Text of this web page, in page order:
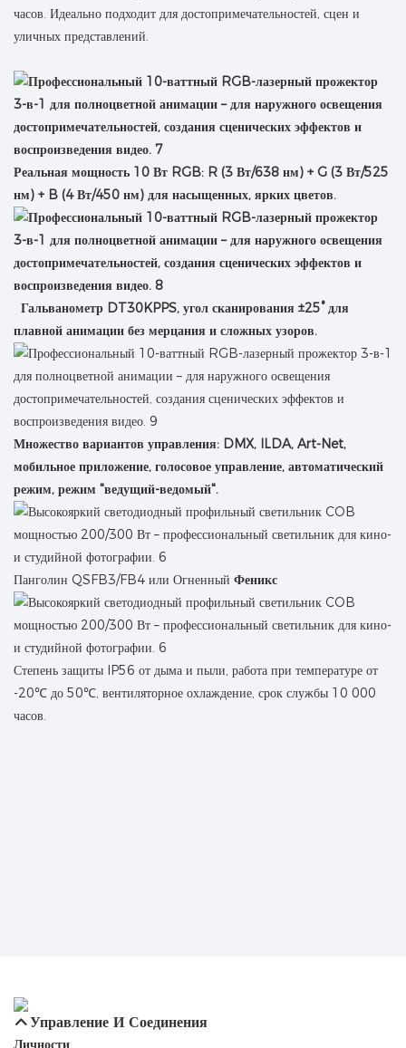
часов. Идеально подходит для достопримечательностей, сцен и
уличных представлений.
Реальная мощность 10 Вт RGB: R (3 Вт/638 нм) + G (3 Вт/525
нм) + B (4 Вт/450 нм) для насыщенных, ярких цветов.
Гальванометр DT30KPPS, угол сканирования ±25° для
плавной анимации без мерцания и сложных узоров.
Множество вариантов управления: DMX, ILDA, Art-Net,
мобильное приложение, голосовое управление, автоматический
режим, режим "ведущий-ведомый".
Панголин QSFB3/FB4 или Огненный Феникс
Степень защиты IP56 от дыма и пыли, работа при температуре от
-20℃ до 50℃, вентиляторное охлаждение, срок службы 10 000
часов.
Управление И Соединения
Личности